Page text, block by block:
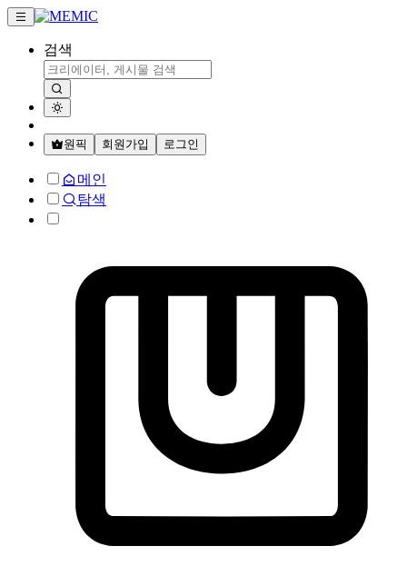
검색
원픽 회원가입 로그인
메인
탐색